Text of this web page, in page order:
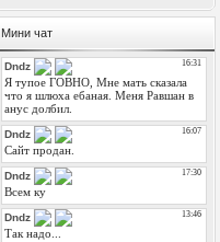
Мини чат